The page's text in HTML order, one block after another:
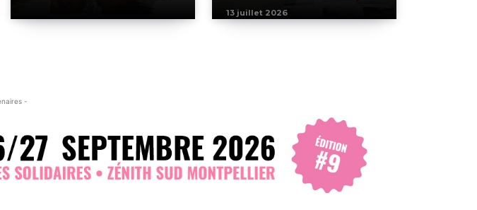
13 juillet 2026
-